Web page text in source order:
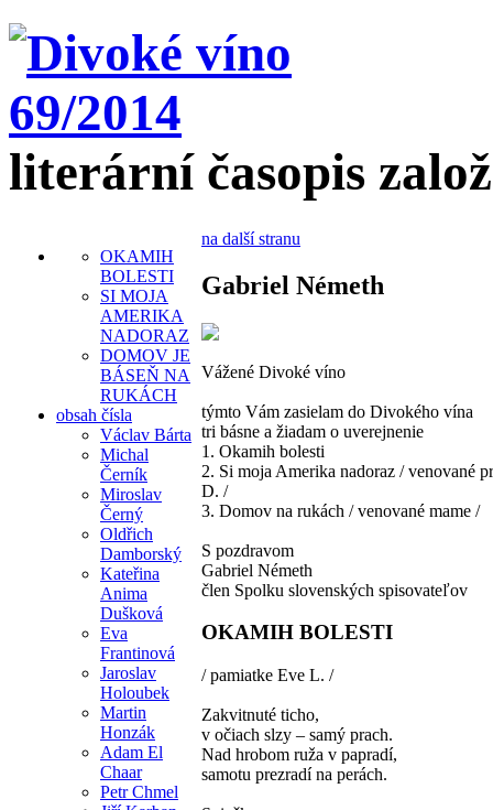
literární časopis
OKAMIH
BOLESTI
SI MOJA
AMERIKA
NADORAZ
DOMOV JE
BÁSEŇ NA
RUKÁCH
obsah čísla
Václav Bárta
Michal
Černík
Miroslav
Černý
Oldřich
Damborský
Kateřina
Anima
Dušková
Eva
Frantinová
Jaroslav
Holoubek
Martin
Honzák
Adam El
Chaar
Petr Chmel
na další stranu
Gabriel Németh
Vážené Divoké víno
týmto Vám zasielam do Divokého vína
tri básne a žiadam o uverejnenie
1. Okamih bolesti
2. Si moja Amerika nadoraz / venované
D. /
3. Domov na rukách / venované mame /
S pozdravom
Gabriel Németh
člen Spolku slovenských spisovateľov
OKAMIH BOLESTI
/ pamiatke Eve L. /
Zakvitnuté ticho,
v očiach slzy – samý prach.
Nad hrobom ruža v papradí,
samotu prezradí na perách.